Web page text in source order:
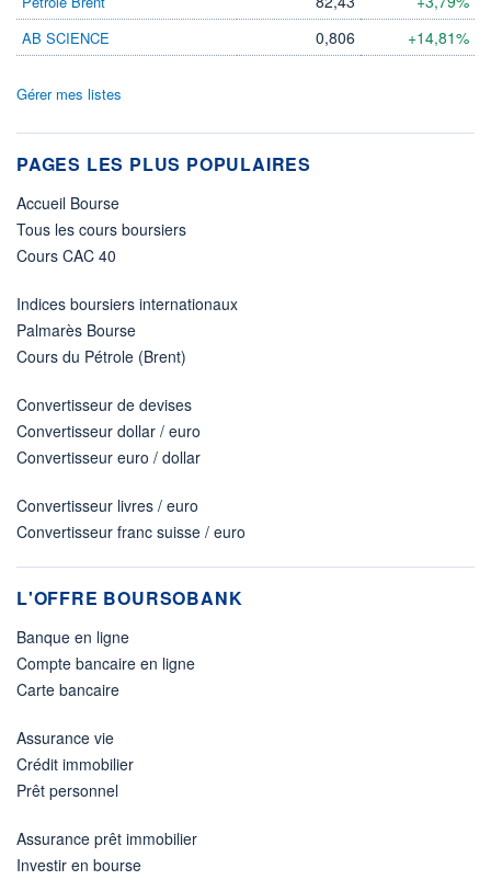
AB SCIENCE 0,806 +14,81%
Gérer mes listes
PAGES LES PLUS POPULAIRES
Accueil Bourse
Tous les cours boursiers
Cours CAC 40
Indices boursiers internationaux
Palmarès Bourse
Cours du Pétrole (Brent)
Convertisseur de devises
Convertisseur dollar / euro
Convertisseur euro / dollar
Convertisseur livres / euro
Convertisseur franc suisse / euro
L'OFFRE BOURSOBANK
Banque en ligne
Compte bancaire en ligne
Carte bancaire
Assurance vie
Crédit immobilier
Prêt personnel
Assurance prêt immobilier
Investir en bourse